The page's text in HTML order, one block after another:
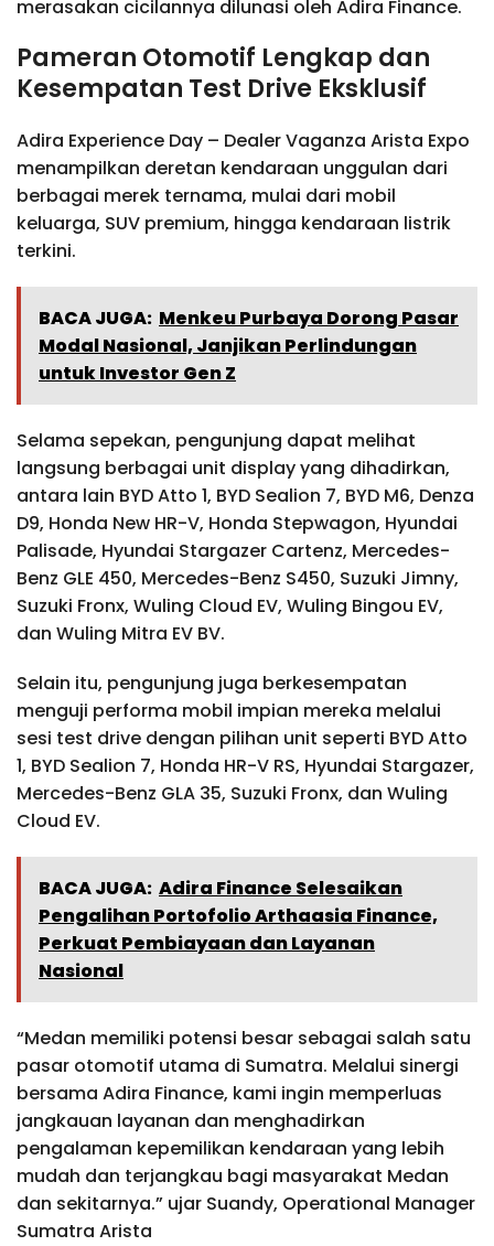
merasakan cicilannya dilunasi oleh Adira Finance.
Pameran Otomotif Lengkap dan
Kesempatan Test Drive Eksklusif
Adira Experience Day – Dealer Vaganza Arista Expo
menampilkan deretan kendaraan unggulan dari
berbagai merek ternama, mulai dari mobil
keluarga, SUV premium, hingga kendaraan listrik
terkini.
BACA JUGA: Menkeu Purbaya Dorong Pasar
Modal Nasional, Janjikan Perlindungan
untuk Investor Gen Z
Selama sepekan, pengunjung dapat melihat
langsung berbagai unit display yang dihadirkan,
antara lain BYD Atto 1, BYD Sealion 7, BYD M6, Denza
D9, Honda New HR-V, Honda Stepwagon, Hyundai
Palisade, Hyundai Stargazer Cartenz, Mercedes-
Benz GLE 450, Mercedes-Benz S450, Suzuki Jimny,
Suzuki Fronx, Wuling Cloud EV, Wuling Bingou EV,
dan Wuling Mitra EV BV.
Selain itu, pengunjung juga berkesempatan
menguji performa mobil impian mereka melalui
sesi test drive dengan pilihan unit seperti BYD Atto
1, BYD Sealion 7, Honda HR-V RS, Hyundai Stargazer,
Mercedes-Benz GLA 35, Suzuki Fronx, dan Wuling
Cloud EV.
BACA JUGA: Adira Finance Selesaikan
Pengalihan Portofolio Arthaasia Finance,
Perkuat Pembiayaan dan Layanan
Nasional
“Medan memiliki potensi besar sebagai salah satu
pasar otomotif utama di Sumatra. Melalui sinergi
bersama Adira Finance, kami ingin memperluas
jangkauan layanan dan menghadirkan
pengalaman kepemilikan kendaraan yang lebih
mudah dan terjangkau bagi masyarakat Medan
dan sekitarnya.” ujar Suandy, Operational Manager
Sumatra Arista